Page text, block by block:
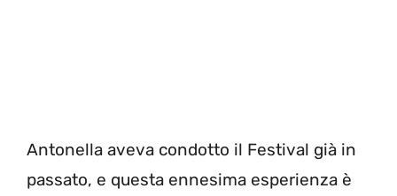
Antonella aveva condotto il Festival già in
passato, e questa ennesima esperienza è